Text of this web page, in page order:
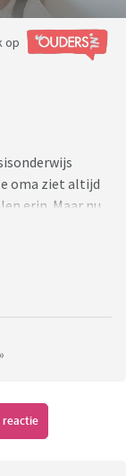
op
oma ziet altijd
erin. Maar nu
1 kreeg omdat
1 - lekker
om en de
bevorderlijk
»
reactie